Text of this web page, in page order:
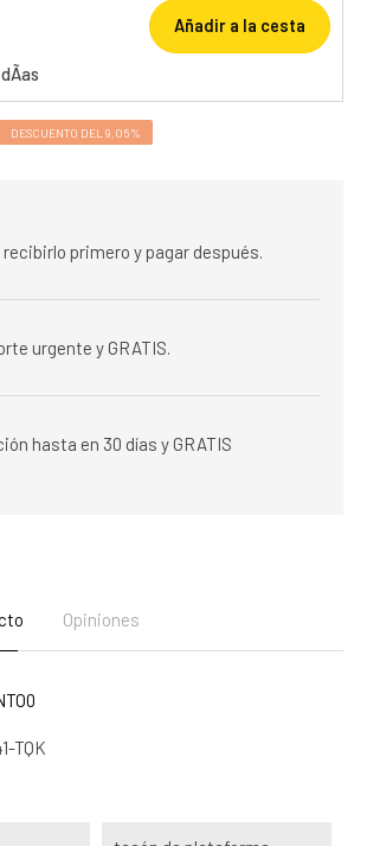
Añadir a la cesta
DESCUENTO DEL 9,05%
recibirlo primero y pagar después.
urgente y GRATIS.
hasta en 30 días y GRATIS
Opiniones
TQK